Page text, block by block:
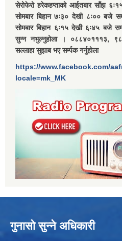
सेरोफेरो हरेकहप्ताको आईतबार साँझ
सोमबार बिहान ७ः३० देखी ८ः०० बजे
सोमबार बिहान ६ः१५ देखी ६ः४५ बजे
सुन्न नभुल्नुहोला । ०८८४०१११३,
सल्लाहा सुझाब भए सर्म्पक गर्नुहोला
https://www.facebook.com/
locale=mk_MK
गुनासो सुन्ने अधिकारी